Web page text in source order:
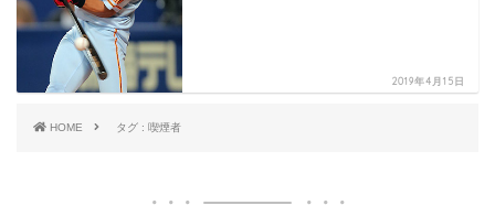
2019年4月15日
HOME タグ : 喫煙者